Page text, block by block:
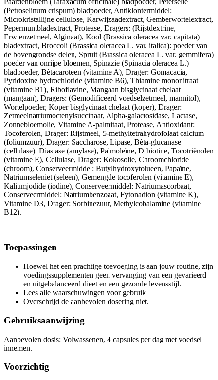
(Petroselinum crispum) bladpoeder, Antiklontermiddel:
Microkristallijne cellulose, Karwijzaadextract, Gemberwortelextract,
Pepermuntbladextract, Protease, Dragers: (Rijstdextrine,
Erwtenzetmeel, Alginaat), Kool (Brassica oleracea var. capitata)
bladextract, Broccoli (Brassica oleracea L. var. italica): poeder van
de bovengrondse delen, Spruit (Brassica oleracea L. var. gemmifera)
poeder van onrijpe bloemen, Spinazie (Spinacia oleracea L.)
bladpoeder, Bètacaroteen (vitamine A), Drager: Gomacacia,
Pyridoxine hydrochloride (vitamine B6), Thiamine mononitraat
(vitamine B1), Riboflavine, Mangaan bisglycinaat chelaat
(mangaan), Dragers: (Gemodificeerd voedselzetmeel, mannitol),
Wortelpoeder, Koper bisglycinaat chelaat (koper), Drager:
Zetmeelnatriumoctenylsuccinaat, Alpha-galactosidase, Lactase,
Zonnebloemolie, Vitamine A-palmitaat, Protease, Antioxidant:
Tocoferolen, Drager: Rijstmeel, 5-methyltetrahydrofolaat calcium
(foliumzuur), Drager: Saccharose, Lipase, Bèta-glucanase
(cellulase), Diastase (amylase), Palmoleïne, D-biotine, Tocotriënolen
(vitamine E), Cellulase, Drager: Kokosolie, Chroomchloride
(chroom), Conserveermiddel: Butylhydroxytolueen, Papaïne,
Natriumseleniet (seleen), Gemengde tocoferolen (vitamine E),
Kaliumjodide (iodine), Conserveermiddel: Natriumascorbaat,
Conserveermiddel: Natriumbenzoaat, Fytonadion (vitamine K),
Vitamine D3, Drager: Sorbinezuur, Methylcobalamine (vitamine
B12).
Toepassingen
Hoewel het een prachtige toevoeging is aan jouw routine, zijn
voedingssupplementen geen vervanging van een gevarieerd
en uitgebalanceerd dieet en een gezonde levensstijl.
Lees alle waarschuwingen voor gebruik
Overschrijd de aanbevolen dosering niet.
Gebruiksaanwijzing
Aanbevolen dosis: Volwassenen, 4 capsules per dag met voedsel
innemen.
Voorzichtig